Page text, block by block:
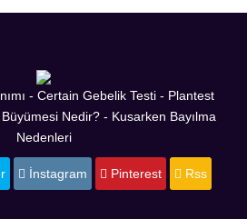
- Certain Gebelik Testi - Plantest
Nedir?- Kusarken Bayılma
Nedenleri
İnstagram Pinterest Rss